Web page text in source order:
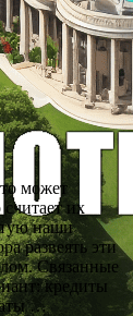
может
их
наши
развеять эти
Связанные
кредиты
…